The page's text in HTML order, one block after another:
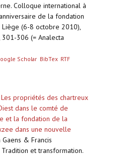
Colloque international à
de la fondation
(6-8 octobre 2010),
301-306 (= Analecta
Scholar BibTex RTF
propriétés des chartreux
dans le comté de
et la fondation de la
dans une nouvelle
Gaens & Francis
Tradition et transformation.